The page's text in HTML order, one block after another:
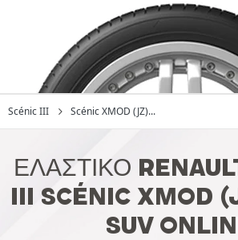
Scénic III Scénic XMOD (JZ)...
ΕΛΑΣΤΙΚΌ
III SCÉNIC XMOD
SUV